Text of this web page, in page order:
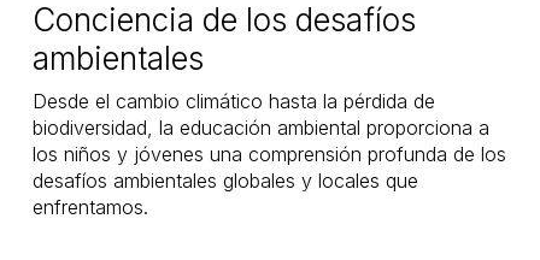
Conciencia de los desafíos
ambientales
Desde el cambio climático hasta la pérdida de
biodiversidad, la educación ambiental proporciona a
los niños y jóvenes una comprensión profunda de los
desafíos ambientales globales y locales que
enfrentamos.